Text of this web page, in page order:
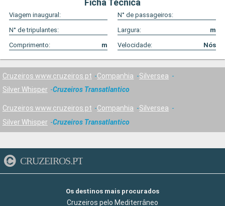
Ficha Técnica
Viagem inaugural:
N° de passageiros:
N° de tripulantes:
Largura:
m
Comprimento:
m Velocidade: Nós
Cruzeiros www.cruzeiros.pt Companhia
Silversea
Silver Whisper
Cruzeiros Transatlantico
Cruzeiros www.cruzeiros.pt Companhia
Silversea
Silver Whisper
Cruzeiros Transatlantico
CRUZEIROS.PT
Os destinos mais procurados
Cruzeiros pelo Mediterrâneo